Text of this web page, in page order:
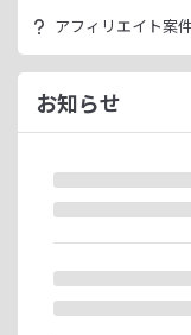
サジェスト情報を
今後はサジェスト
て提供してまいり
ございます。
詳細は ラッコキー
い。
アフィリエイト案
ラッコIDアフィリ
ィリエイト案件を
無料のユーザー登
※ラッコIDの重複登
ません。
ラッコIDアフィリ
報」をご登録いた
お知らせ